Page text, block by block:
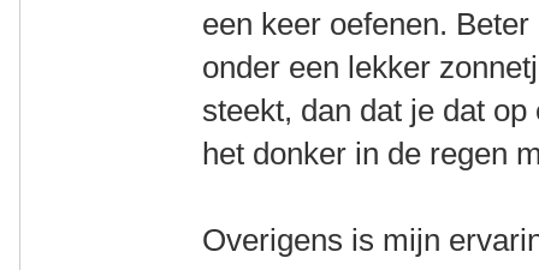
een keer oefenen.
onder een lekker
steekt, dan dat je dat
het donker in de regen
Overigens is mijn